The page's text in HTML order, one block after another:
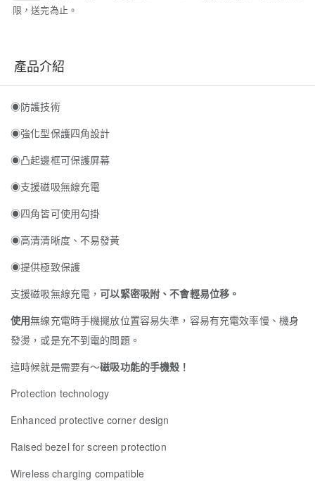
限，送完為止。
產品介紹
◉防護技術
◉強化型保護四角設計
◉凸起邊框可保護屏幕
◉支援磁吸無線充電
◉四角皆可使用勾掛
◉高清清晰度、不易發黃
◉提供極致保護
支援磁吸無線充電，可以緊密吸附、不會輕易位移。
使用無線充電時手機擺放位置容易失準，容易有充電效率慢、機身
發燙，或是充不到電的問題。
這時候就是需要有～磁吸功能的手機殼！
Protection technology
Enhanced protective corner design
Raised bezel for screen protection
Wireless charging compatible